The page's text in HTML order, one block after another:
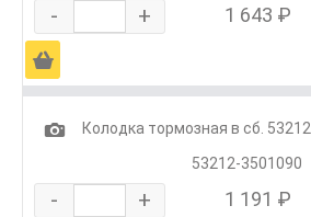
- + 1 643 ₽
Ä
1
Колодка тормозная в сб. 53212
53212-3501090
- + 1 191 ₽